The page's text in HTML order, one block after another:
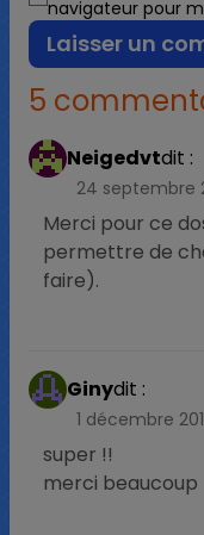
navigateur pour
5
Neigedvtdit :
24 septembre
Merci pour ce
permettre de
faire).
Ginydit :
1 décembre
super !!
merci beaucoup